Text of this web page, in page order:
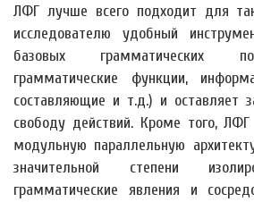
ЛФГ лучше всего подходит для
исследователю удобный
базовых грамматических
грамматические функции,
составляющие и т.д.) и оставляет
свободу действий. Кроме того, ЛФГ
модульную параллельную
значительной степени
грамматические явления и